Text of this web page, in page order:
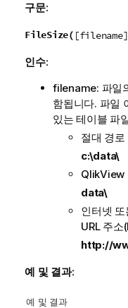
구문:
FileSize( [filename]
인수:
filename: 파일
함됩니다. 파일
있는 테이블 파
절대 경로
c:\data\
QlikView
data\
인터넷
URL 주소(
http://
예 및 결과:
예 및 결과